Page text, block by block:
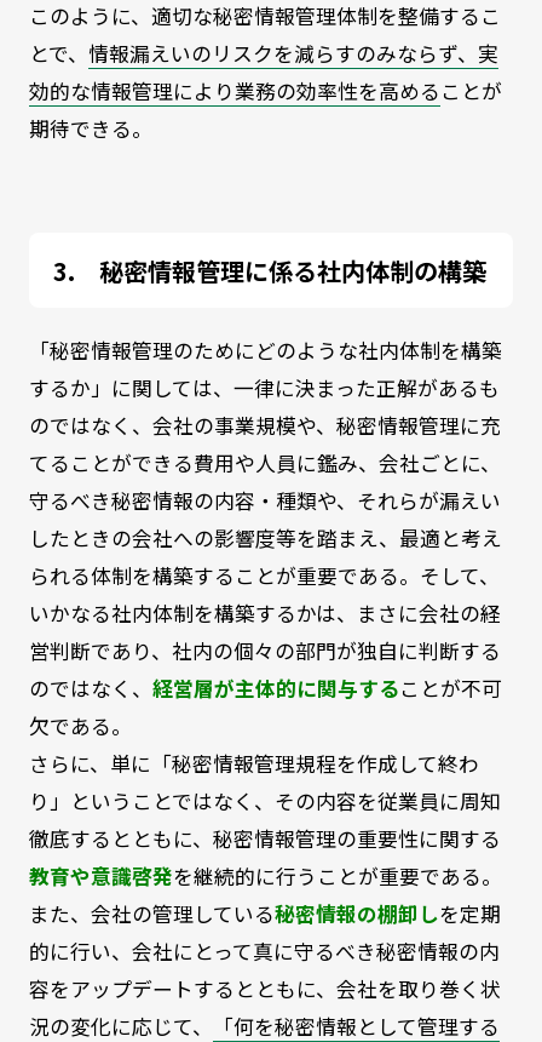
このように、適切な秘密情報管理体制を整備するこ
とで、 情報漏えいのリスクを減らすのみならず、実
効的な情報管理により業務の効率性を高める ことが
期待できる。
秘密情報管理に係る社内体制の構築
「秘密情報管理のためにどのような社内体制を構築
するか」に関しては、一律に決まった正解があるも
のではなく、会社の事業規模や、秘密情報管理に充
てることができる費用や人員に鑑み、会社ごとに、
守るべき秘密情報の内容・種類や、それらが漏えい
したときの会社への影響度等を踏まえ、最適と考え
られる体制を構築することが重要である。そして、
いかなる社内体制を構築するかは、まさに会社の経
営判断であり、社内の個々の部門が独自に判断する
のではなく、 経営層が主体的に関与することが不可
欠である。
さらに、単に「秘密情報管理規程を作成して終わ
り」ということではなく、その内容を従業員に周知
徹底するとともに、秘密情報管理の重要性に関する
教育や意識啓発を継続的に行うことが重要である。
また、会社の管理している秘密情報の棚卸しを定期
的に行い、会社にとって真に守るべき秘密情報の内
容をアップデートするとともに、会社を取り巻く状
況の変化に応じて、
「何を秘密情報として管理する